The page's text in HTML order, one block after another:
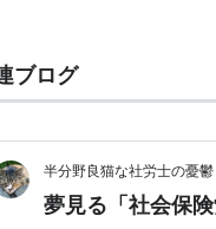
ブログ
半分野良猫な社労士の憂鬱
夢見る「社会保険